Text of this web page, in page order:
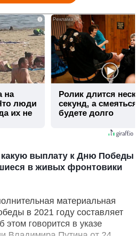
i
на
люди
их не
Ролик длится
секунд, а
будете долго
какую выплату к Дню Победы
в живых фронтовики
материальная
в 2021 году составляет
этом говорится в указе